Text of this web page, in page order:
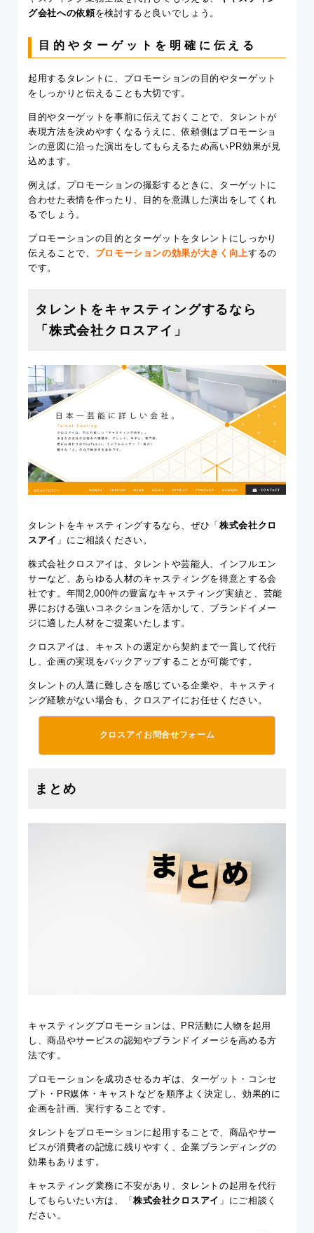
グ会社への依頼を検討すると良いでしょう。
目的やターゲットを明確に伝える
起用するタレントに、プロモーションの目的やターゲット
をしっかりと伝えることも大切です。
目的やターゲットを事前に伝えておくことで、タレントが
表現方法を決めやすくなるうえに、依頼側はプロモーショ
ンの意図に沿った演出をしてもらえるため高いPR効果が見
込めます。
例えば、プロモーションの撮影するときに、ターゲットに
合わせた表情を作ったり、目的を意識した演出をしてくれ
るでしょう。
プロモーションの目的とターゲットをタレントにしっかり
伝えることで、 プロモーションの効果が大きく向上するの
です。
タレントをキャスティングするなら
「株式会社クロスアイ」
タレントをキャスティングするなら、ぜひ「 株式会社クロ
スアイ 」にご相談ください。
株式会社クロスアイは、タレントや芸能人、インフルエン
サーなど、あらゆる人材のキャスティングを得意とする会
社です。年間2,000件の豊富なキャスティング実績と、芸能
界における強いコネクションを活かして、ブランドイメー
ジに適した人材をご提案いたします。
クロスアイは、キャストの選定から契約まで一貫して代行
し、企画の実現をバックアップすることが可能です。
タレントの人選に難しさを感じている企業や、キャスティ
ング経験がない場合も、クロスアイにお任せください。
クロスアイお問合せフォーム
まとめ
キャスティングプロモーションは、PR活動に人物を起用
し、商品やサービスの認知やブランドイメージを高める方
法です。
プロモーションを成功させるカギは、ターゲット・コンセ
プト・PR媒体・キャストなどを順序よく決定し、効果的に
企画を計画、実行することです。
タレントをプロモーションに起用することで、商品やサー
ビスが消費者の記憶に残りやすく、企業ブランディングの
効果もあります。
キャスティング業務に不安があり、タレントの起用を代行
してもらいたい方は、「株式会社クロスアイ 」にご相談く
ださい。